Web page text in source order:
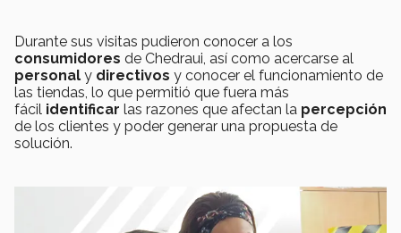
Durante sus visitas pudieron conocer a los
consumidores de Chedraui, así como acercarse al
personal y directivos y conocer el funcionamiento de
las tiendas, lo que permitió que fuera más
fácil identificar las razones que afectan la percepción
de los clientes y poder generar una propuesta de
solución.